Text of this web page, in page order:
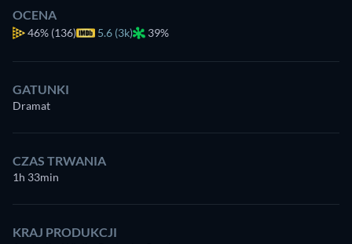
OCENA
46% (136) 5.6 (3k) 39%
GATUNKI
Dramat
CZAS TRWANIA
1h 33min
KRAJ PRODUKCJI